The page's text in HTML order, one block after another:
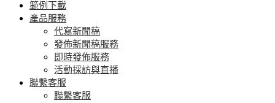
範例下載
產品服務
代寫新聞稿
發佈新聞稿服務
即時發佈服務
活動採訪與直播
聯繫客服
聯繫客服